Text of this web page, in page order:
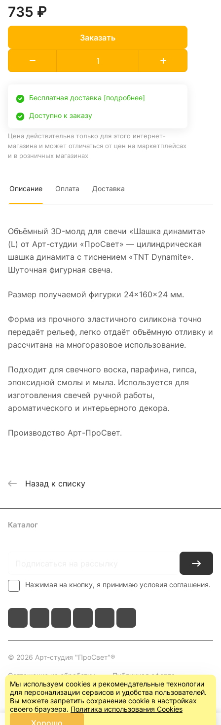
735 ₽
Заказать
Бесплатная доставка [подробнее]
Доступно к заказу
Цена действительна только для этого интернет-
магазина и может отличаться от цен на маркетплейсах
и в розничных магазинах
Описание Оплата Доставка
Объёмный 3D-молд для свечи «Шашка динамита»
(L) от Арт-студии «ПроСвет» — цилиндрическая
шашка динамита с тиснением «TNT Dynamite».
Шуточная фигурная свеча.
Размер получаемой фигурки 24×160×24 мм.
Форма из прочного эластичного силикона точно
передаёт рельеф, легко отдаёт объёмную отливку и
рассчитана на многоразовое использование.
Подходит для свечного воска, парафина, гипса,
эпоксидной смолы и мыла. Используется для
изготовления свечей ручной работы,
ароматического и интерьерного декора.
Производство Арт-ПроСвет.
Назад к списку
Каталог
Нажимая на кнопку, я принимаю условия соглашения.
© 2026 Арт-студия "ПроСвет"®
Соглашение на обработку
персональных данных
Публичная оферта
(пользовательское
соглашение)
Мы используем cookies и рекомендательные технологии
для персонализации сервисов и удобства пользователей.
Вы можете запретить сохранение cookie в настройках
своего браузера. Политика использования Cookies
Хорошо